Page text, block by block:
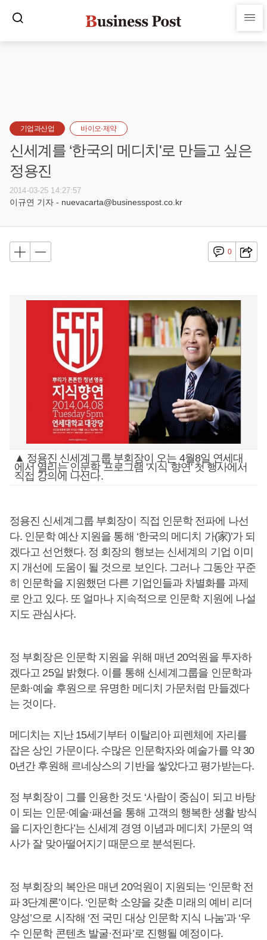
기업과산업 바이오·제약
신세계를 ‘한국의 메디치'로 만들고 싶은
정용진
2014-03-25 14:27:57
이규연 기자 - nuevacarta@businesspost.co.kr
0
▲ 정용진 신세계그룹 부회장이 오는 4월8일 연세대
에서 열리는 인문학 프로그램 '지식 향연' 첫 행사에서
직접 강의에 나선다.
정용진 신세계그룹 부회장이 직접 인문학 전파에 나선
다. 인문학 예산 지원을 통해 ‘한국의 메디치 가(家)’가 되
겠다고 선언했다. 정 회장의 행보는 신세계의 기업 이미
지 개선에 도움이 될 것으로 보인다. 그러나 그동안 꾸준
히 인문학을 지원했던 다른 기업인들과 차별화를 과제
로 안고 있다. 또 얼마나 지속적으로 인문학 지원에 나설
지도 관심사다.
정 부회장은 인문학 지원을 위해 매년 20억원을 투자하
겠다고 25일 밝혔다. 이를 통해 신세계그룹을 인문학과
문화·예술 후원으로 유명한 메디치 가문처럼 만들겠다
는 것이다.
메디치는 지난 15세기부터 이탈리아 피렌체에 자리를
잡은 상인 가문이다. 수많은 인문학자와 예술가를 약 30
0년간 후원해 르네상스의 기반을 쌓았다고 평가받는다.
정 부회장이 그를 인용한 것도 ‘사람이 중심이 되고 바탕
이 되는 인문·예술·패션을 통해 고객의 행복한 생활 방식
을 디자인한다’는 신세계 경영 이념과 메디치 가문의 역
사가 잘 맞아떨어지기 때문으로 분석된다.
정 부회장의 복안은 매년 20억원이 지원되는 ‘인문학 전
파 3단계론’이다. ‘인문학 소양을 갖춘 미래의 예비 리더
양성’으로 시작해 ‘전 국민 대상 인문학 지식 나눔’과 ‘우
수 인문학 콘텐츠 발굴·전파’로 진행될 예정이다.